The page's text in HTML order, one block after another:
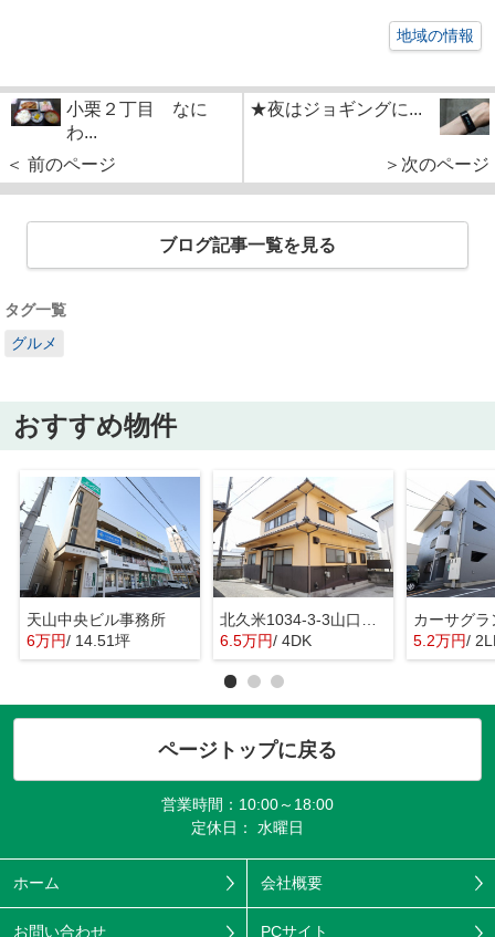
地域の情報
小栗２丁目 なに
わ...
＜ 前のページ
★夜はジョギングに...
＞次のページ
ブログ記事一覧を見る
タグ一覧
グルメ
おすすめ物件
天山中央ビル事務所
6万円/ 14.51坪
北久米1034-3-3山口戸建
6.5万円/ 4DK
カーサグラ
5.2万円/
ページトップに戻る
営業時間：10:00～18:00
定休日： 水曜日
ホーム 会社概要
お問い合わせ PCサイト